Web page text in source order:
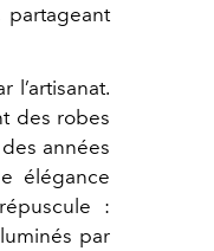
l’artisanat.
des robes
années
élégance
:
par